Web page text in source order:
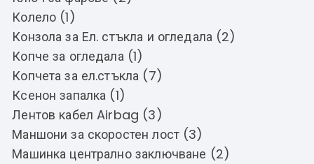
Колело (1)
Конзола за Ел. стъкла и огледала (2)
Копче за огледала (1)
Копчета за ел.стъкла (7)
Ксенон запалка (1)
Лентов кабел Airbag (3)
Маншони за скоростен лост (3)
Машинка централно заключване (2)